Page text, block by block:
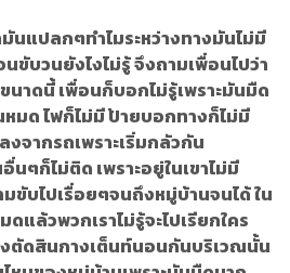
แปลกๆทำไมระหว่างทางมันไม่มี
ขับวนยังไงไม่รู้ จึงถามเพื่อนไปว่า
นาดนี้ เพื่อนก็บอกไม่รู้เพราะมันมืด
มด ไฟก็ไม่มี ป้ายบอกทางก็ไม่มี
จากรถเพราะเริ่มกลัวกัน
ๆก็ไม่ติด เพราะอยู่ในเขาไม่มี
บไปเรื่อยๆจนถึงหมู่บ้านจนได้ ใน
ล้วพวกเราไม่รู้จะไปเรียกใคร
งตัดสินกางเต็นท์นอนกันบริเวณนั้น